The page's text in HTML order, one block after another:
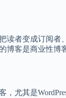
读者变成订阅者
博客是商业性博
，尤其是